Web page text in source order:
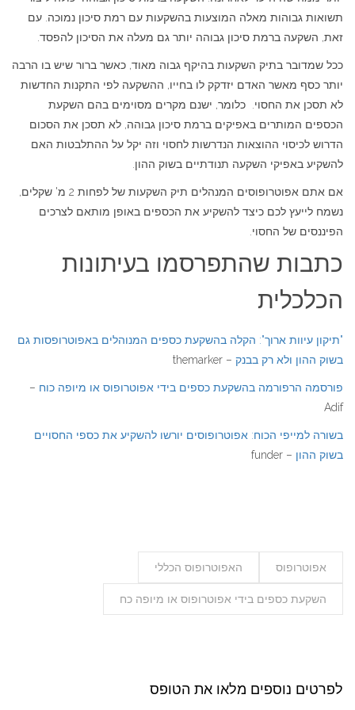
תשואות גבוהות מאלה המוצעות בהשקעות עם רמת סיכון נמוכה. עם
זאת, השקעה ברמת סיכון גבוהה יותר גם מעלה את הסיכון להפסד.
ככל שמדובר בתיק השקעות בהיקף גבוה מאוד, כאשר ברור שיש בו הרבה
יותר כסף מאשר האדם יזדקק לו בחייו, ההשקעה לפי התקנות החדשות
לא תסכן את החסוי. כלומר, ישנם מקרים מסוימים בהם השקעת
הכספים המותרים באפיקים ברמת סיכון גבוהה, לא תסכן את הסכום
הדרוש לכיסוי ההוצאות הנדרשות לחסוי וזה יקל על ההתלבטות האם
להשקיע באפיקי השקעה תנודתיים בשוק ההון.
אם אתם אפוטרופוסים המנהלים תיק השקעות של לפחות 2 מ' שקלים,
נשמח לייעץ לכם כיצד להשקיע את הכספים באופן מותאם לצרכים
הפיננסים של החסוי.
כתבות שהתפרסמו בעיתונות
הכלכלית
"תיקון עיוות ארוך": הקלה בהשקעת כספים המנוהלים באפוטרופסות גם
בשוק ההון ולא רק בבנק – themarker
פורסמה הרפורמה בהשקעת כספים בידי אפוטרופוס או מיופה כוח –
Adif
בשורה למייפי הכוח: אפוטרופוסים יורשו להשקיע את כספי החסויים
בשוק ההון – funder
אפוטרופוס האפוטרופוס הכללי
השקעת כספים בידי אפוטרופוס או מיופה כח
לפרטים נוספים מלאו את הטופס